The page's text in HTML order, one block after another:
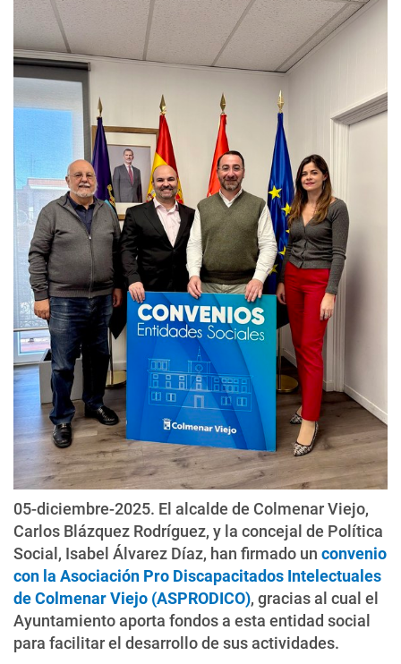
05-diciembre-2025. El alcalde de Colmenar Viejo,
Carlos Blázquez Rodríguez, y la concejal de Política
Social, Isabel Álvarez Díaz, han firmado un convenio
con la Asociación Pro Discapacitados Intelectuales
de Colmenar Viejo (ASPRODICO), gracias al cual el
Ayuntamiento aporta fondos a esta entidad social
para facilitar el desarrollo de sus actividades.